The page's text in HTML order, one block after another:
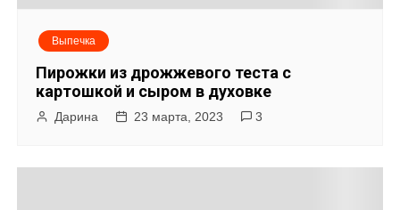
Выпечка
Пирожки из дрожжевого теста с
картошкой и сыром в духовке
Дарина 23 марта, 2023 3